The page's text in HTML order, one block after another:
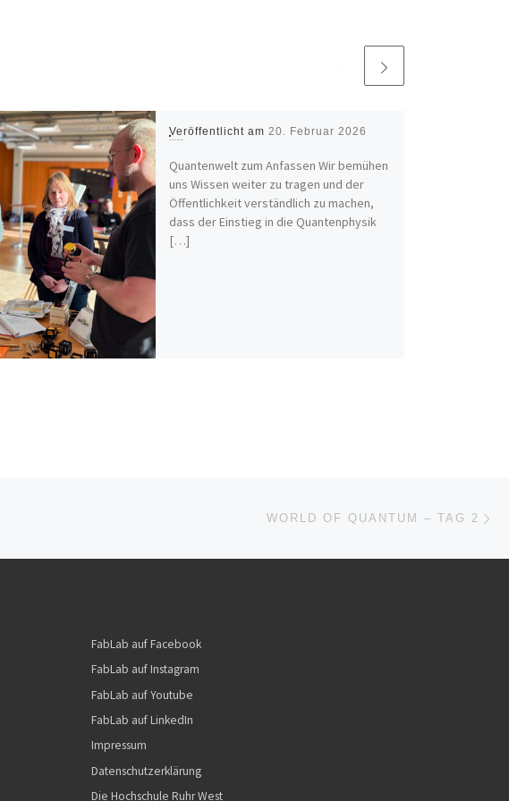
Veröffentlicht am 20. Februar 2026
Quantenwelt zum Anfassen Wir bemühen
uns Wissen weiter zu tragen und der
Öffentlichkeit verständlich zu machen,
dass der Einstieg in die Quantenphysik
[…]
WORLD OF QUANTUM – TAG 2
FabLab auf Facebook
FabLab auf Instagram
FabLab auf Youtube
FabLab auf LinkedIn
Impressum
Datenschutzerklärung
Die Hochschule Ruhr West